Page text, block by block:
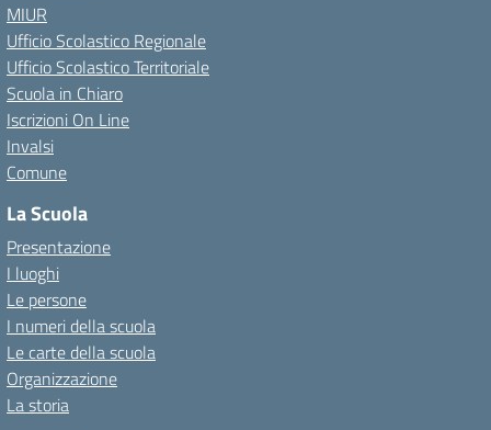
MIUR
Ufficio Scolastico Regionale
Ufficio Scolastico Territoriale
Scuola in Chiaro
Iscrizioni On Line
Invalsi
Comune
La Scuola
Presentazione
I luoghi
Le persone
I numeri della scuola
Le carte della scuola
Organizzazione
La storia